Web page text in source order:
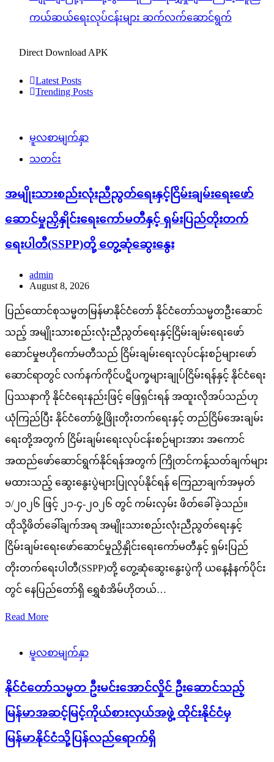
ကယ်ဆယ်ရေးလုပ်ငန်းများ ဆက်လက်ဆောင်ရွက်
Direct Download APK
Latest Posts
Trending Posts
မူလစာမျက်နှာ
သတင်း
အမျိုးသားစည်းလုံးညီညွတ်ရေးနှင့်ငြိမ်းချမ်းရေးဖော်
ဆောင်မှုညှိနှိုင်းရေးကော်မတီနှင့် ရှမ်းပြည်တိုးတက်
ရေးပါတီ(SSPP)တို့ တွေ့ဆုံဆွေးနွေး
admin
August 8, 2026
ပြည်ထောင်စုသမ္မတမြန်မာနိုင်ငံတော် နိုင်ငံတော်သမ္မတဦးဆောင်
သည့် အမျိုးသားစည်းလုံးညီညွတ်ရေးနှင့်ငြိမ်းချမ်းရေးဖော်
ဆောင်မှုဗဟိုကော်မတီသည် ငြိမ်းချမ်းရေးလုပ်ငန်းစဉ်များဖော်
ဆောင်ရာတွင် လက်နက်ကိုင်ပဋိပက္ခများချုပ်ငြိမ်းရန်နှင့် နိုင်ငံရေး
ပြဿနာကို နိုင်ငံရေးနည်းဖြင့် ဖြေရှင်းရန် အထူးလိုအပ်သည်ဟု
ယုံကြည်ပြီး နိုင်ငံတော်ဖွံ့ဖြိုးတိုးတက်ရေးနှင့် တည်ငြိမ်အေးချမ်း
ရေးတို့အတွက် ငြိမ်းချမ်းရေးလုပ်ငန်းစဉ်များအား အကောင်
အထည်ဖော်ဆောင်ရွက်နိုင်ရန်အတွက် ကြိုတင်ကန့်သတ်ချက်များ
မထားသည့် ဆွေးနွေးပွဲများပြုလုပ်နိုင်ရန် ကြေညာချက်အမှတ်
၁/၂၀၂၆ ဖြင့် ၂၁-၄-၂၀၂၆ တွင် ကမ်းလှမ်း ဖိတ်ခေါ်ခဲ့သည်။
ထိုသို့ဖိတ်ခေါ်ချက်အရ အမျိုးသားစည်းလုံးညီညွတ်ရေးနှင့်
ငြိမ်းချမ်းရေးဖော်ဆောင်မှုညှိနှိုင်းရေးကော်မတီနှင့် ရှမ်းပြည်
တိုးတက်ရေးပါတီ(SSPP)တို့ တွေ့ဆုံဆွေးနွေးပွဲကို ယနေ့နံနက်ပိုင်း
တွင် နေပြည်တော်ရှိ ရွှေစံအိမ်ဟိုတယ်…
Read More
မူလစာမျက်နှာ
နိုင်ငံတော်သမ္မတ ဦးမင်းအောင်လှိုင် ဦးဆောင်သည့်
မြန်မာအဆင့်မြင့်ကိုယ်စားလှယ်အဖွဲ့ ထိုင်းနိုင်ငံမှ
မြန်မာနိုင်ငံသို့ပြန်လည်ရောက်ရှိ